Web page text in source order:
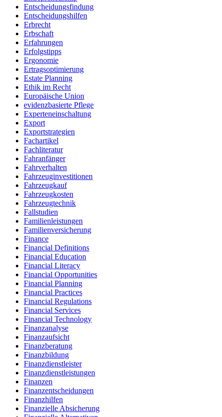
Entscheidungsfindung
Entscheidungshilfen
Erbrecht
Erbschaft
Erfahrungen
Erfolgstipps
Ergonomie
Ertragsoptimierung
Estate Planning
Ethik im Recht
Europäische Union
evidenzbasierte Pflege
Experteneinschaltung
Export
Exportstrategien
Fachartikel
Fachliteratur
Fahranfänger
Fahrverhalten
Fahrzeuginvestitionen
Fahrzeugkauf
Fahrzeugkosten
Fahrzeugtechnik
Fallstudien
Familienleistungen
Familienversicherung
Finance
Financial Definitions
Financial Education
Financial Literacy
Financial Opportunities
Financial Planning
Financial Practices
Financial Regulations
Financial Services
Financial Technology
Finanzanalyse
Finanzaufsicht
Finanzberatung
Finanzbildung
Finanzdienstleister
Finanzdienstleistungen
Finanzen
Finanzentscheidungen
Finanzhilfen
Finanzielle Absicherung